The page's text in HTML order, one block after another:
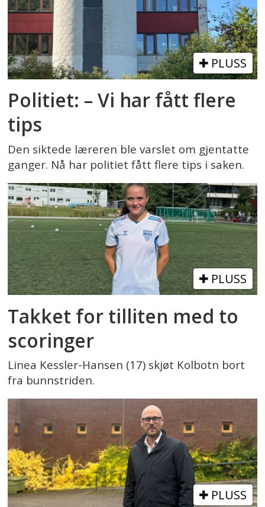
PLUSS
Politiet: – Vi har fått flere
tips
Den siktede læreren ble varslet om gjentatte
ganger. Nå har politiet fått flere tips i saken.
PLUSS
Takket for tilliten med to
scoringer
Linea Kessler-Hansen (17) skjøt Kolbotn bort
fra bunnstriden.
PLUSS